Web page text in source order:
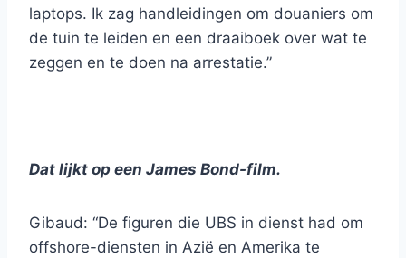
laptops. Ik zag handleidingen om douaniers om
de tuin te leiden en een draaiboek over wat te
zeggen en te doen na arrestatie.”
Dat lijkt op een James Bond-film.
Gibaud: “De figuren die UBS in dienst had om
offshore-diensten in Azië en Amerika te